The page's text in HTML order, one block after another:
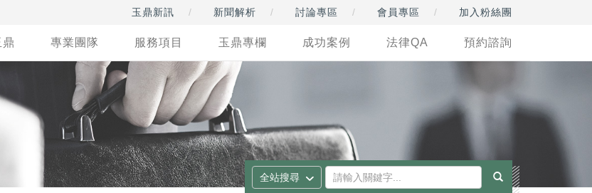
玉鼎新訊 新聞解析 討論專區 會員專區 加入粉絲團
專業團隊 服務項目 玉鼎專欄 成功案例 法律QA 預約諮詢